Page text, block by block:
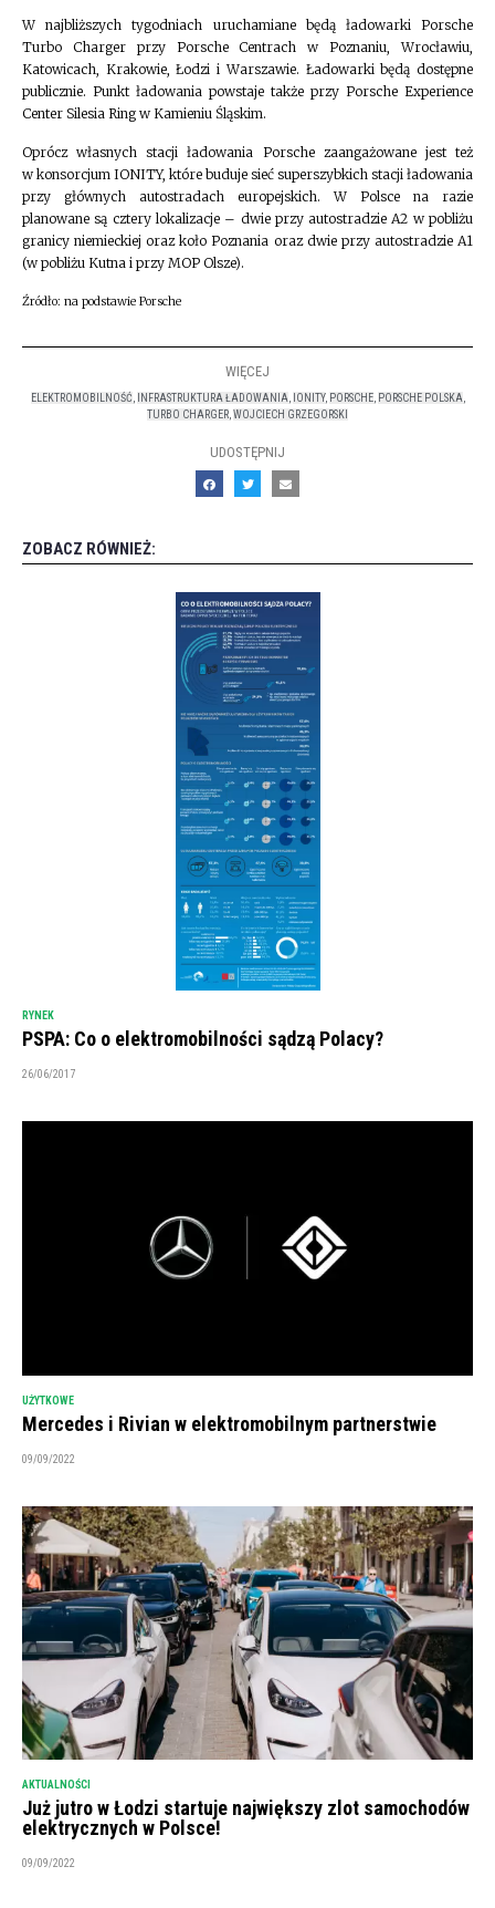
W najbliższych tygodniach uruchamiane będą ładowarki Porsche
Turbo Charger przy Porsche Centrach w Poznaniu, Wrocławiu,
Katowicach, Krakowie, Łodzi i Warszawie. Ładowarki będą dostępne
publicznie. Punkt ładowania powstaje także przy Porsche Experience
Center Silesia Ring w Kamieniu Śląskim.
Oprócz własnych stacji ładowania Porsche zaangażowane jest też
w konsorcjum IONITY, które buduje sieć superszybkich stacji ładowania
przy głównych autostradach europejskich. W Polsce na razie
planowane są cztery lokalizacje – dwie przy autostradzie A2 w pobliżu
granicy niemieckiej oraz koło Poznania oraz dwie przy autostradzie A1
(w pobliżu Kutna i przy MOP Olsze).
Źródło: na podstawie Porsche
WIĘCEJ
ELEKTROMOBILNOŚĆ INFRASTRUKTURA ŁADOWANIA IONITY, PORSCHE, PORSCHE POLSKA
TURBO CHARGER WOJCIECH GRZEGORSKI
UDOSTĘPNIJ
ZOBACZ RÓWNIEŻ:
RYNEK
PSPA: Co o elektromobilności sądzą Polacy?
26/06/2017
UŻYTKOWE
Mercedes i Rivian w elektromobilnym partnerstwie
09/09/2022
AKTUALNOŚCI
Już jutro w Łodzi startuje największy zlot samochodów
elektrycznych w Polsce!
09/09/2022